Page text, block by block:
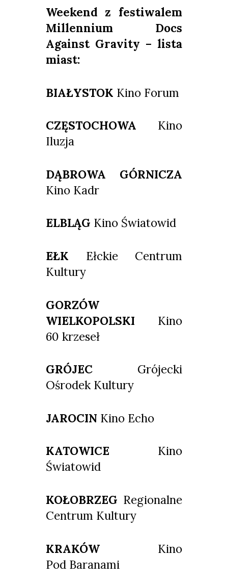
Weekend z festiwalem
Millennium Docs
Against Gravity – lista
miast:
BIAŁYSTOK Kino Forum
CZĘSTOCHOWA Kino
Iluzja
DĄBROWA GÓRNICZA
Kino Kadr
ELBLĄG Kino Światowid
EŁK Ełckie Centrum
Kultury
GORZÓW
WIELKOPOLSKI Kino
60 krzeseł
GRÓJECGrójecki
Ośrodek Kultury
JAROCIN Kino Echo
KATOWICE Kino
Światowid
KOŁOBRZEG Regionalne
Centrum Kultury
KRAKÓW Kino
Pod Baranami